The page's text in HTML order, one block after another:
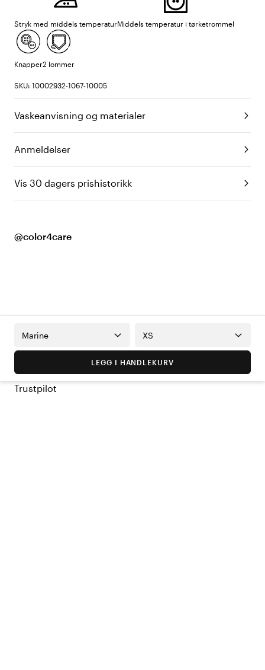
Stryk med middels temperaturMiddels temperatur i tørketrommel
Knapper2 lommer
SKU: 10002932-1067-10005
Vaskeanvisning og materialer
Anmeldelser
Vis 30 dagers prishistorikk
@color4care
Marine XS
LEGG I HANDLEKURV
Trustpilot